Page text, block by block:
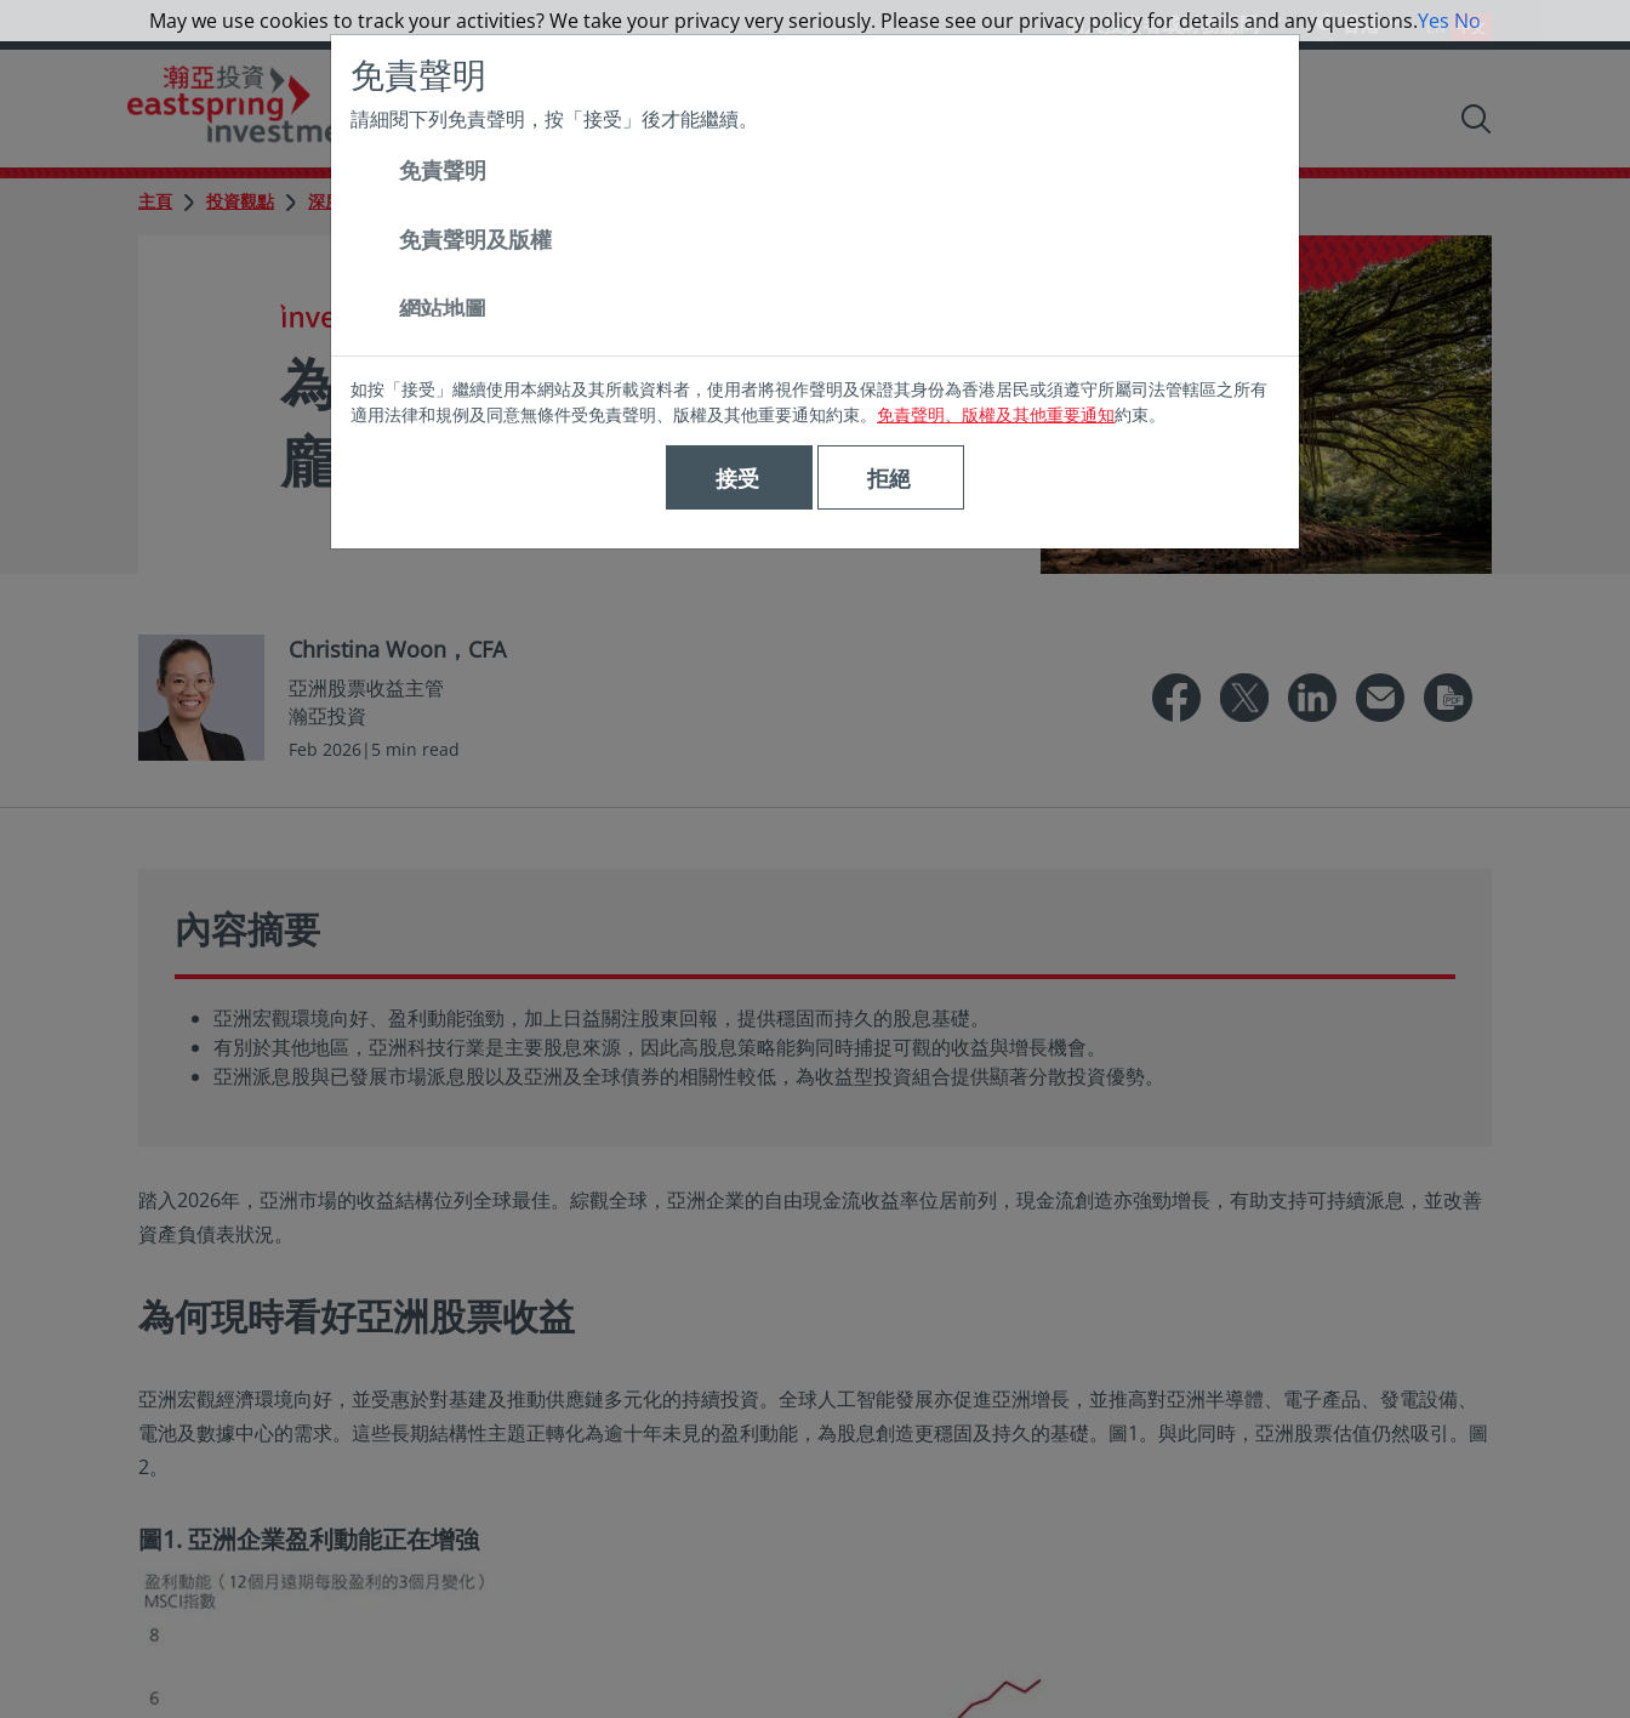
EN 中文
香港
個人投資者或財務顧問
關於瀚亞 瀚亞基金
主頁 投資觀點 深度觀點
投資觀點
為何投資者不應忽視亞洲
龐大的股息收益機會
Christina Woon，CFA
亞洲股票收益主管
瀚亞投資
Feb 2026|5 min read
內容摘要
亞洲宏觀環境向好、盈利動能強勁，加上日益關注股東回報，提供穩固而持久的股息基礎。
有別於其他地區，亞洲科技行業是主要股息來源，因此高股息策略能夠同時捕捉可觀的收益與增長機會。
亞洲派息股與已發展市場派息股以及亞洲及全球債券的相關性較低，為收益型投資組合提供顯著分散投資優勢。
踏入2026年，亞洲市場的收益結構位列全球最佳。綜觀全球，亞洲企業的自由現金流收益率位居前列，現金流創造亦強勁增長，有助支持可持續派息，並改善
資產負債表狀況。
為何現時看好亞洲股票收益
亞洲宏觀經濟環境向好，並受惠於對基建及推動供應鏈多元化的持續投資。全球人工智能發展亦促進亞洲增長，並推高對亞洲半導體、電子產品、發電設備、
電池及數據中心的需求。這些長期結構性主題正轉化為逾十年未見的盈利動能，為股息創造更穩固及持久的基礎。圖1。與此同時，亞洲股票估值仍然吸引。圖
2。
圖1. 亞洲企業盈利動能正在增強
免責聲明
請細閱下列免責聲明，按「接受」後才能繼續。
免責聲明
免責聲明及版權
網站地圖
如按「接受」繼續使用本網站及其所載資料者，使用者將視作聲明及保證其身份為香港居民或須遵守所屬司法管轄區之所有
適用法律和規例及同意無條件受免責聲明、版權及其他重要通知約束。 免責聲明、版權及其他重要通知約束。
接受 拒絕
May we use cookies to track your activities? We take your privacy very seriously. Please see our privacy policy for details and any questions.Yes No